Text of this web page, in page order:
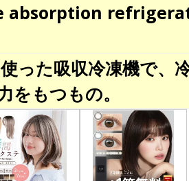
absorption
った吸収冷凍機で、
をもつもの。